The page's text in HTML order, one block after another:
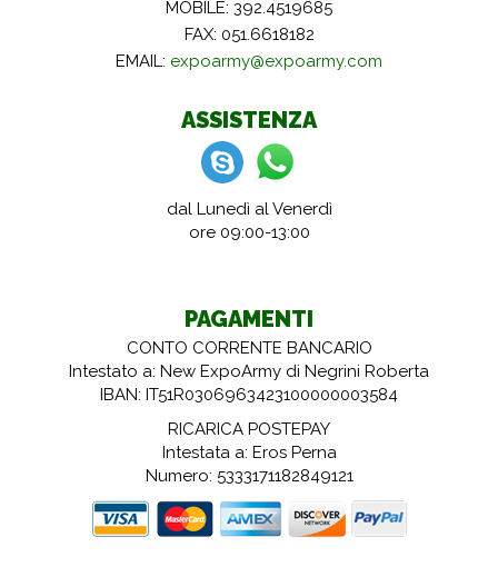
MOBILE: 392.4519685
FAX: 051.6618182
EMAIL: expoarmy@expoarmy.com
ASSISTENZA
dal Lunedì al Venerdì
ore 09:00-13:00
PAGAMENTI
CONTO CORRENTE BANCARIO
Intestato a: New ExpoArmy di Negrini Roberta
IBAN: IT51R0306963423100000003584
RICARICA POSTEPAY
Intestata a: Eros Perna
Numero: 5333171182849121